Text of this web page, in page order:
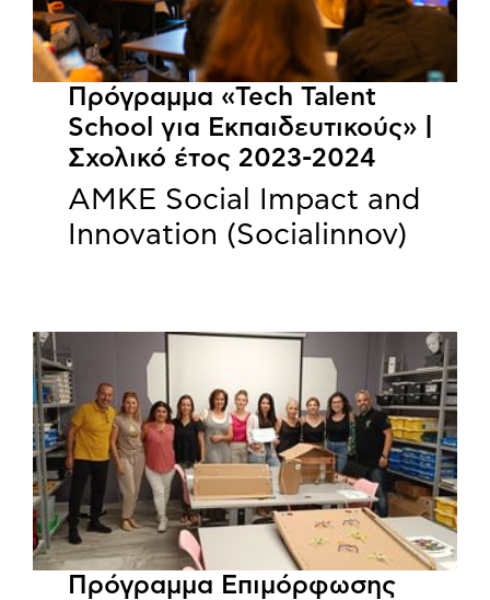
Πρόγραμμα «Tech Talent
School για Εκπαιδευτικούς» |
Σχολικό έτος 2023-2024
ΑΜΚΕ Social Impact and
Innovation (Socialinnov)
Πρόγραμμα Επιμόρφωσης